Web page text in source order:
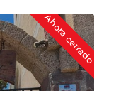
Ahora cerrado